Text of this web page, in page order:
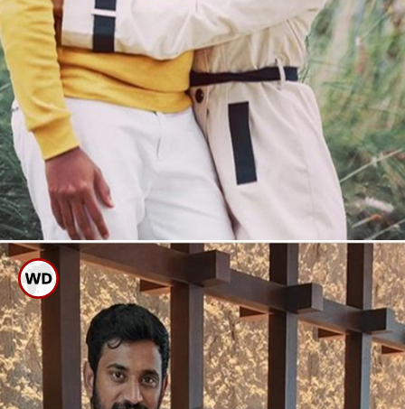
ಜೋಡಿ
ಸ್ಯಾಂಡಲ್ ವುಡ್ ರಿಯಲ್ ಕಪಲ್ ಡಾರ್ಲಿಂಗ್
ಕೃಷ್ಣ-ಮಿಲನಾ ನಾಗರಾಜ್ ದಾಂಪತ್ಯ ಜೀವನಕ್ಕೆ
ಕಾಲಿಟ್ಟು ವರ್ಷ ಕಳೆದಿದ್ದು, ಇದೀಗ ದಂಪತಿ ಹೊಸ
ಮನೆ ಖರೀದಿಸಿ ಗೃಹಪ್ರವೇಶ ಮಾಡಿಕೊಂಡಿದ್ದಾರೆ.